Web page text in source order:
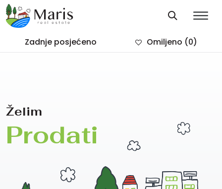
Zadnje posjećeno Omiljeno (0)
Želim
Prodati